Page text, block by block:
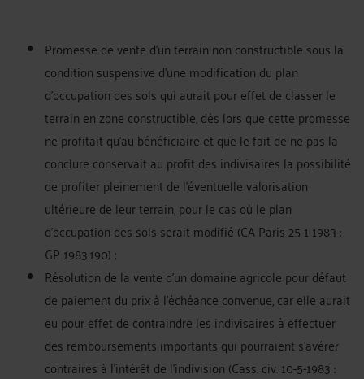
Promesse de vente d'un terrain non constructible sous la
condition suspensive d'une modification du plan
d'occupation des sols qui aurait pour effet de classer le
terrain en zone constructible, dès lors que cette promesse
ne profitait qu'au bénéficiaire et que le fait de ne pas la
conclure conservait au profit des indivisaires la possibilité
de profiter pleinement de l'éventuelle valorisation
ultérieure de leur terrain, pour le cas où le plan
d'occupation des sols serait modifié (CA Paris 25-1-1983 :
GP 1983.190) ;
Résolution de la vente d'un domaine agricole pour défaut
de paiement du prix à l'échéance convenue, car elle aurait
eu pour effet de contraindre les indivisaires à effectuer
des remboursements importants qui pourraient s'avérer
contraires à l'intérêt de l'indivision (Cass. civ. 10-5-1983 :